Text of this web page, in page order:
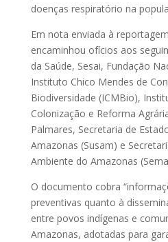
doenças respiratório na
Em nota enviada à
encaminhou ofícios aos
da Saúde, Sesai, Fundação
Instituto Chico Mendes de
Biodiversidade (ICMBio),
Colonização e Reforma
Palmares, Secretaria de
Amazonas (Susam) e
Ambiente do Amazonas
O documento cobra
preventivas quanto à
entre povos indígenas e
Amazonas, adotadas para